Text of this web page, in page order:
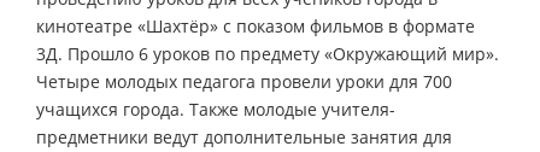
кинотеатре «Шахтёр» с показом фильмов в формате
3Д. Прошло 6 уроков по предмету «Окружающий мир».
Четыре молодых педагога провели уроки для 700
учащихся города. Также молодые учителя-
предметники ведут дополнительные занятия для